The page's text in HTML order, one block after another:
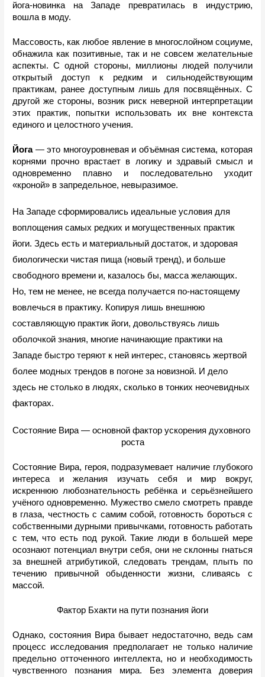
йога-новинка на Западе превратилась в индустрию,
вошла в моду.
Массовость, как любое явление в многослойном социуме,
обнажила как позитивные, так и не совсем желательные
аспекты. С одной стороны, миллионы людей получили
открытый доступ к редким и сильнодействующим
практикам, ранее доступным лишь для посвящённых. С
другой же стороны, возник риск неверной интерпретации
этих практик, попытки использовать их вне контекста
единого и целостного учения.
Йога — это многоуровневая и объёмная система, которая
корнями прочно врастает в логику и здравый смысл и
одновременно плавно и последовательно уходит
«кроной» в запредельное, невыразимое.
На Западе сформировались идеальные условия для
воплощения самых редких и могущественных практик
йоги. Здесь есть и материальный достаток, и здоровая
биологически чистая пища (новый тренд), и больше
свободного времени и, казалось бы, масса желающих.
Но, тем не менее, не всегда получается по-настоящему
вовлечься в практику. Копируя лишь внешнюю
составляющую практик йоги, довольствуясь лишь
оболочкой знания, многие начинающие практики на
Западе быстро теряют к ней интерес, становясь жертвой
более модных трендов в погоне за новизной. И дело
здесь не столько в людях, сколько в тонких неочевидных
факторах.
Состояние Вира — основной фактор ускорения духовного
роста
Состояние Вира, героя, подразумевает наличие глубокого
интереса и желания изучать себя и мир вокруг,
искреннюю любознательность ребёнка и серьёзнейшего
учёного одновременно. Мужество смело смотреть правде
в глаза, честность с самим собой, готовность бороться с
собственными дурными привычками, готовность работать
с тем, что есть под рукой. Такие люди в большей мере
осознают потенциал внутри себя, они не склонны гнаться
за внешней атрибутикой, следовать трендам, плыть по
течению привычной обыденности жизни, сливаясь с
массой.
Фактор Бхакти на пути познания йоги
Однако, состояния Вира бывает недостаточно, ведь сам
процесс исследования предполагает не только наличие
предельно отточенного интеллекта, но и необходимость
чувственного познания мира. Без элемента доверия